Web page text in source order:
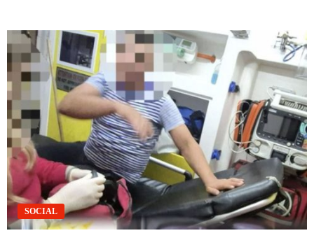
SOCIAL